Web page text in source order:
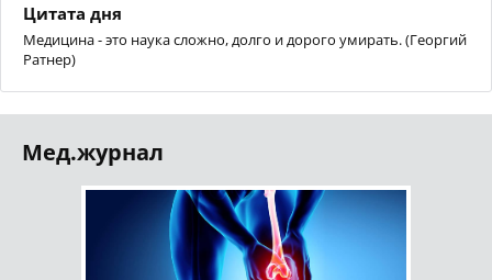
Цитата дня
Медицина - это наука сложно, долго и дорого умирать. (Георгий
Ратнер)
Мед.журнал